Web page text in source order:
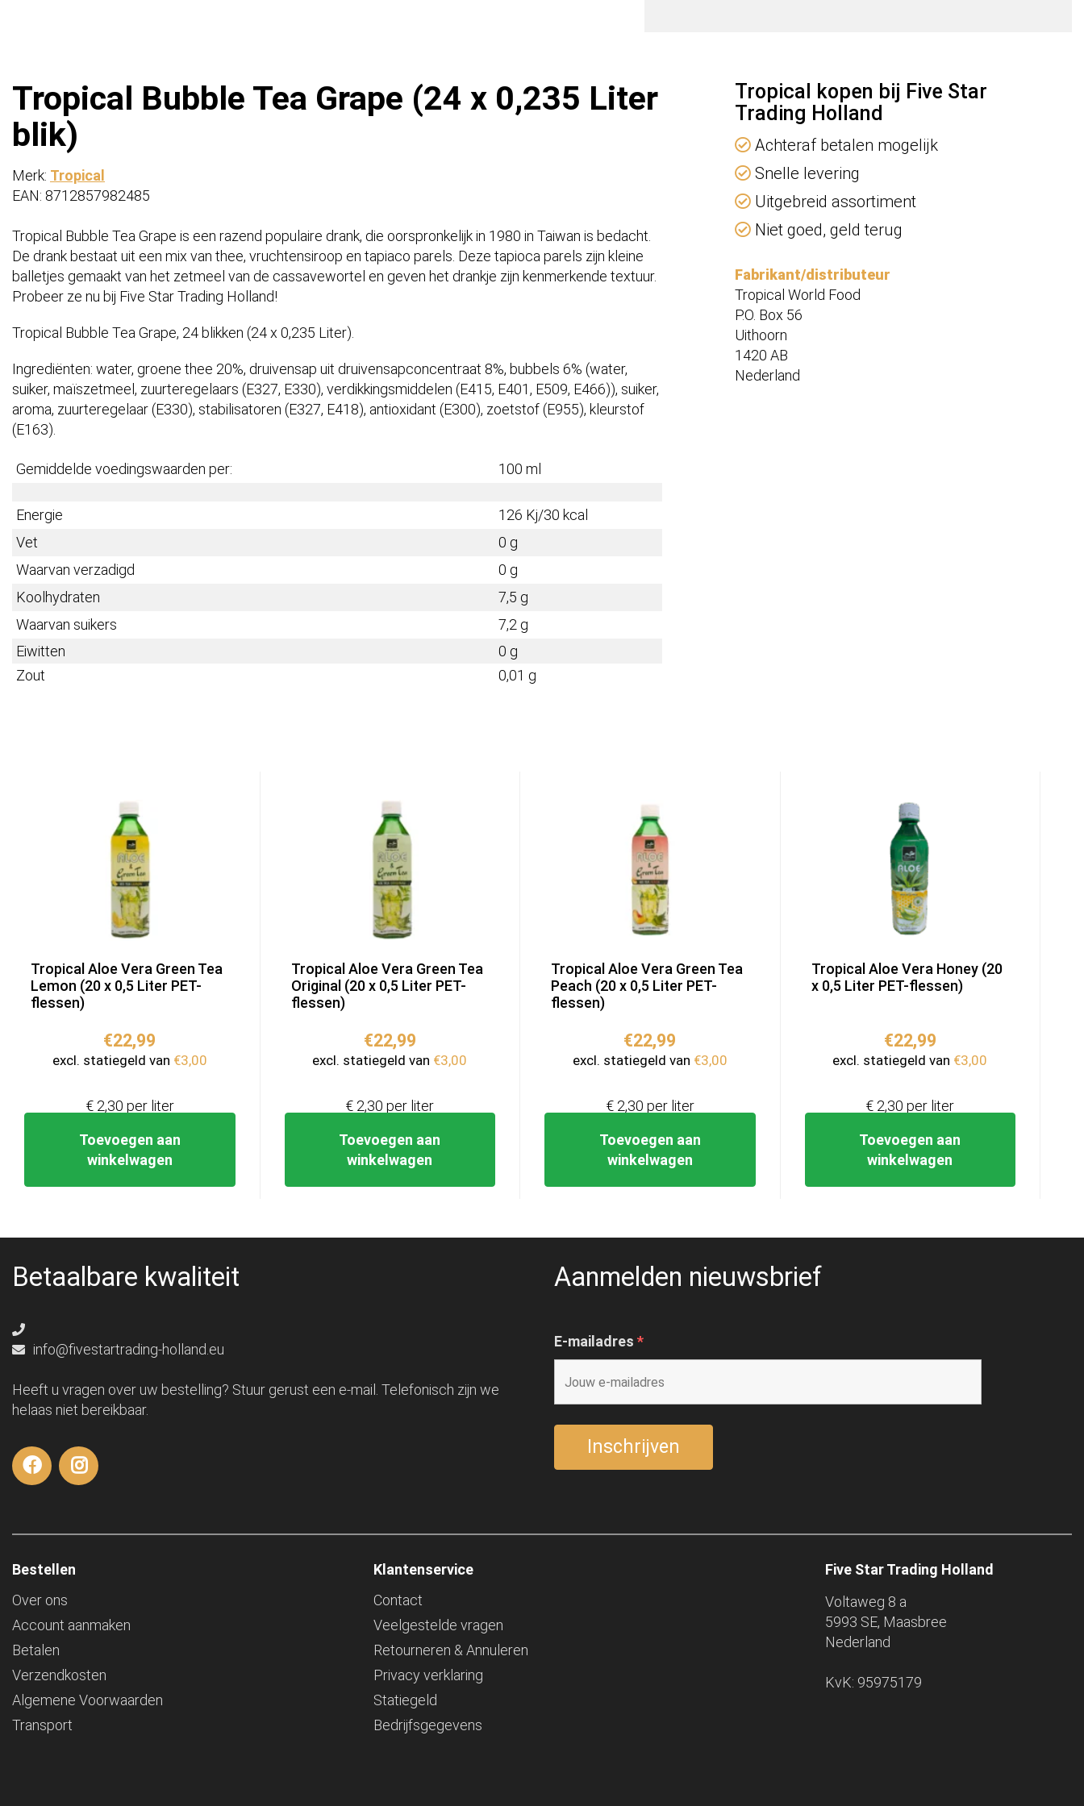
Tropical Bubble Tea Grape (24 x 0,235 Liter
blik)
Merk: Tropical
EAN: 8712857982485
Tropical Bubble Tea Grape is een razend populaire drank, die oorspronkelijk in 1980 in Taiwan is bedacht.
De drank bestaat uit een mix van thee, vruchtensiroop en tapiaco parels. Deze tapioca parels zijn kleine
balletjes gemaakt van het zetmeel van de cassavewortel en geven het drankje zijn kenmerkende textuur.
Probeer ze nu bij Five Star Trading Holland!
Tropical Bubble Tea Grape, 24 blikken (24 x 0,235 Liter).
Ingrediënten: water, groene thee 20%, druivensap uit druivensapconcentraat 8%, bubbels 6% (water,
suiker, maïszetmeel, zuurteregelaars (E327, E330), verdikkingsmiddelen (E415, E401, E509, E466)), suiker,
aroma, zuurteregelaar (E330), stabilisatoren (E327, E418), antioxidant (E300), zoetstof (E955), kleurstof
(E163).
Gemiddelde voedingswaarden per: 100 ml
Energie
126 Kj/30 kcal
Vet
0 g
Waarvan verzadigd
0 g
Koolhydraten
7,5 g
Waarvan suikers
7,2 g
Eiwitten
0 g
Zout
0,01 g
Tropical kopen bij Five Star
Trading Holland
Achteraf betalen mogelijk
Snelle levering
Uitgebreid assortiment
Niet goed, geld terug
Fabrikant/distributeur
Tropical World Food
P.O. Box 56
Uithoorn
1420 AB
Nederland
Tropical Aloe Vera Green Tea
Lemon (20 x 0,5 Liter PET-
flessen)
€22,99
excl. statiegeld van €3,00
Toevoegen aan
winkelwagen
€ 2,30 per liter
Tropical Aloe Vera Green Tea
Original (20 x 0,5 Liter PET-
flessen)
€22,99
excl. statiegeld van €3,00
Toevoegen aan
winkelwagen
€ 2,30 per liter
Tropical Aloe Vera Green Tea
Peach (20 x 0,5 Liter PET-
flessen)
€22,99
excl. statiegeld van €3,00
Toevoegen aan
winkelwagen
€ 2,30 per liter
Tropical Aloe Vera Honey (20
x 0,5 Liter PET-flessen)
€22,99
excl. statiegeld van €3,00
Toevoegen aan
winkelwagen
€ 2,30 per liter
Betaalbare kwaliteit
info@fivestartrading-holland.eu
Heeft u vragen over uw bestelling? Stuur gerust een e-mail. Telefonisch zijn we
helaas niet bereikbaar.
Aanmelden nieuwsbrief
E-mailadres *
Bestellen
Over ons
Account aanmaken
Betalen
Verzendkosten
Algemene Voorwaarden
Transport
Klantenservice
Contact
Veelgestelde vragen
Retourneren & Annuleren
Privacy verklaring
Statiegeld
Bedrijfsgegevens
Five Star Trading Holland
Voltaweg 8 a
5993 SE, Maasbree
Nederland
KvK: 95975179